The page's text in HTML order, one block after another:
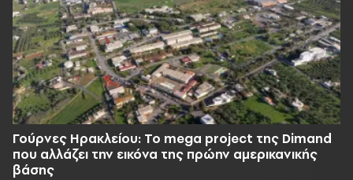
Γούρνες Ηρακλείου: To mega project της Dimand
που αλλάζει την εικόνα της πρώην αμερικανικής
βάσης